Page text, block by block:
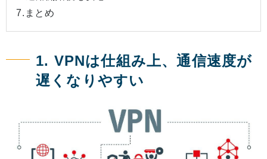
7.まとめ
1. VPNは仕組み上、通信速度が
遅くなりやすい